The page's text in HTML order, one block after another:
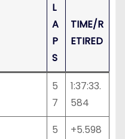
L
A
P
S
TIME/R
ETIRED
5
7
1:37:33.
584
5
+5.598